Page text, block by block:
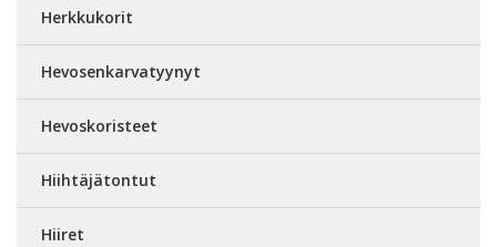
Herkkukorit
Hevosenkarvatyynyt
Hevoskoristeet
Hiihtäjätontut
Hiiret